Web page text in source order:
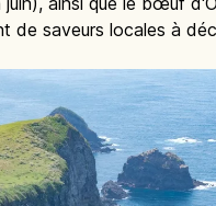
de saveurs locales à